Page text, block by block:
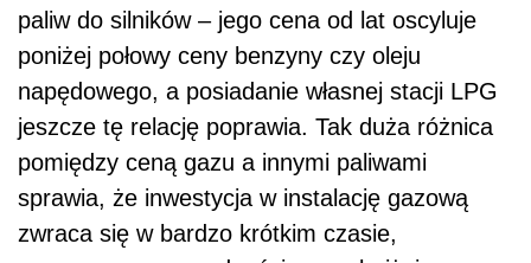
paliw do silników – jego cena od lat oscyluje
poniżej połowy ceny benzyny czy oleju
napędowego, a posiadanie własnej stacji LPG
jeszcze tę relację poprawia. Tak duża różnica
pomiędzy ceną gazu a innymi paliwami
sprawia, że inwestycja w instalację gazową
zwraca się w bardzo krótkim czasie,